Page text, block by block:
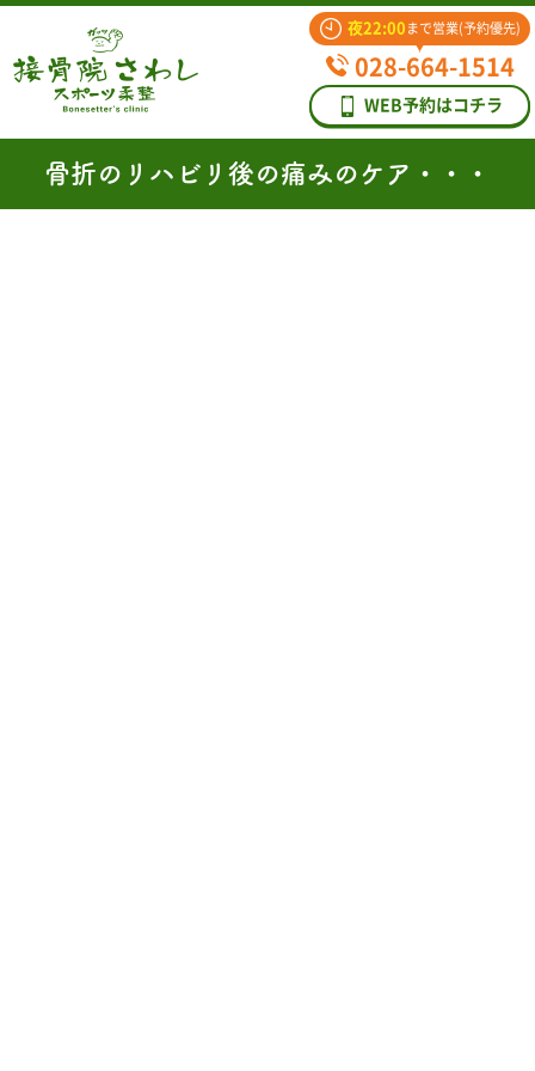
夜22:00 まで営業(予約優先)
028-664-1514
WEB予約はコチラ
骨折のリハビリ後の痛みのケア・・・